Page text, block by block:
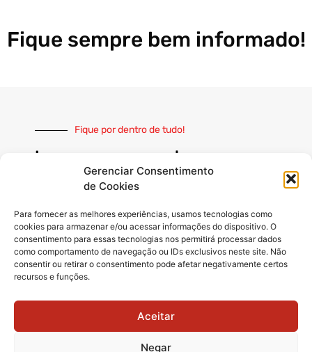
Gerenciar Consentimento
de Cookies
Para fornecer as melhores experiências, usamos tecnologias como
cookies para armazenar e/ou acessar informações do dispositivo. O
consentimento para essas tecnologias nos permitirá processar dados
como comportamento de navegação ou IDs exclusivos neste site. Não
consentir ou retirar o consentimento pode afetar negativamente certos
recursos e funções.
Aceitar
Negar
Fique sempre bem informado!
Fique por dentro de tudo!
Inscreva-se e receba nossas
notícias sempre atualizadas
INSCREVER